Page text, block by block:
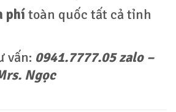
phítoàn quốc tất cả tỉnh
vấn: 0941.7777.05 zalo –
Ngọc